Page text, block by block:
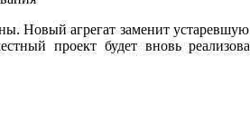
Новый агрегат заменит
проект будет вновь